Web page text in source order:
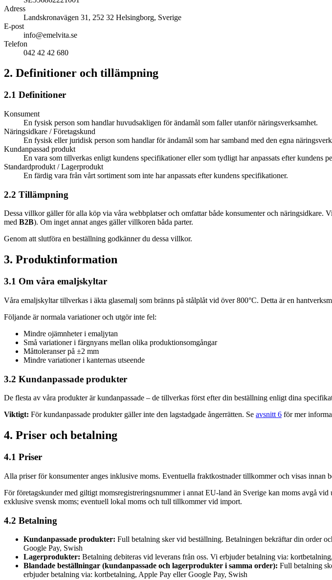
Adress
Landskronavägen 31, 252 32 Helsingborg, Sverige
E-post
info@emelvita.se
Telefon
042 42 42 680
2. Definitioner och tillämpning
2.1 Definitioner
Konsument
En fysisk person som handlar huvudsakligen för ändamål som faller utanför näringsverksamhet.
Näringsidkare / Företagskund
En fysisk eller juridisk person som handlar för ändamål som har samband med den egna
Kundanpassad produkt
En vara som tillverkas enligt kundens specifikationer eller som tydligt har anpassats efter kundens
Standardprodukt / Lagerprodukt
En färdig vara från vårt sortiment som inte har anpassats efter kundens specifikationer.
2.2 Tillämpning
Dessa villkor gäller för alla köp via våra webbplatser och omfattar både konsumenter och näringsidkare.
med B2B). Om inget annat anges gäller villkoren båda parter.
Genom att slutföra en beställning godkänner du dessa villkor.
3. Produktinformation
3.1 Om våra emaljskyltar
Våra emaljskyltar tillverkas i äkta glasemalj som bränns på stålplåt vid över 800°C. Detta är en
Följande är normala variationer och utgör inte fel:
Mindre ojämnheter i emaljytan
Små variationer i färgnyans mellan olika produktionsomgångar
Måttoleranser på ±2 mm
Mindre variationer i kanternas utseende
3.2 Kundanpassade produkter
De flesta av våra produkter är kundanpassade – de tillverkas först efter din beställning enligt dina
Viktigt: För kundanpassade produkter gäller inte den lagstadgade ångerrätten. Se avsnitt 6 för mer
4. Priser och betalning
4.1 Priser
Alla priser för konsumenter anges inklusive moms. Eventuella fraktkostnader tillkommer och visas innan
För företagskunder med giltigt momsregistreringsnummer i annat EU-land än Sverige kan moms avgå
exklusive svensk moms; eventuell lokal moms och tull tillkommer vid import.
4.2 Betalning
Kundanpassade produkter: Full betalning sker vid beställning. Betalningen bekräftar din order
Google Pay, Swish
Lagerprodukter: Betalning debiteras vid leverans från oss. Vi erbjuder betalning via:
Blandade beställningar (kundanpassade och lagerprodukter i samma order): Full betalning
erbjuder betalning via: kortbetalning, Apple Pay eller Google Pay, Swish